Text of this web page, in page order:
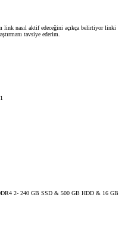
link nasıl aktif edeceğini açıkça belirtiyor linki
tavsiye ederim.
2- 240 GB SSD & 500 GB HDD & 16 GB